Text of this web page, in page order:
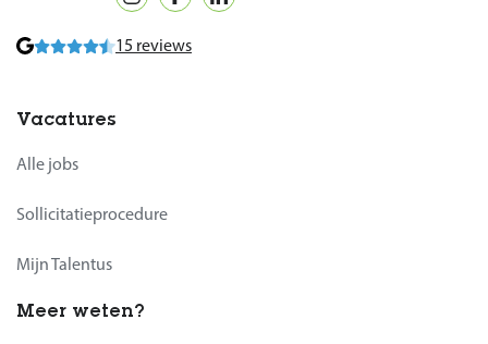
15 reviews
Vacatures
Alle jobs
Sollicitatieprocedure
Mijn Talentus
Meer weten?